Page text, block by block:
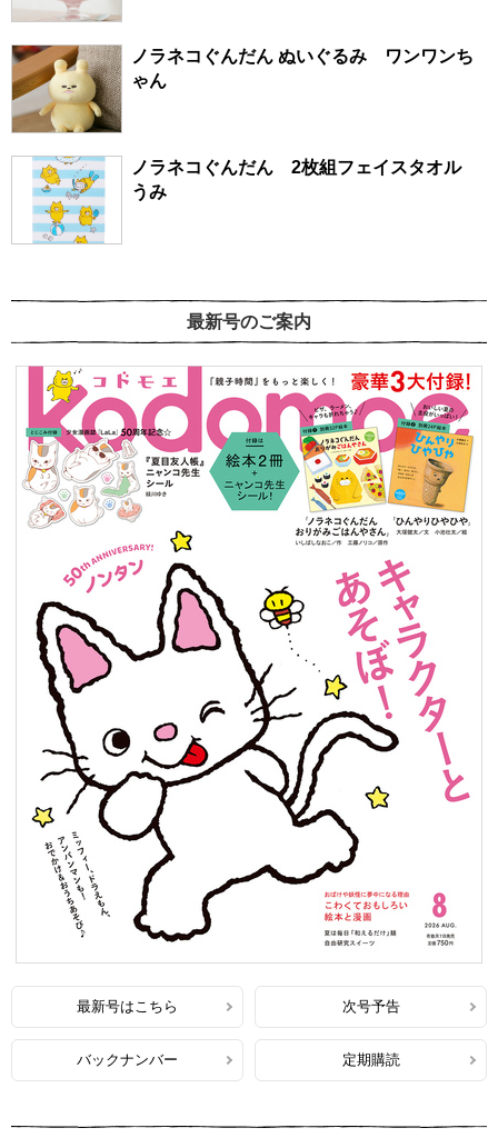
ノラネコぐんだん ぬいぐるみ ワンワンち
ゃん
ノラネコぐんだん 2枚組フェイスタオル
うみ
最新号のご案内
最新号はこちら 次号予告
バックナンバー 定期購読